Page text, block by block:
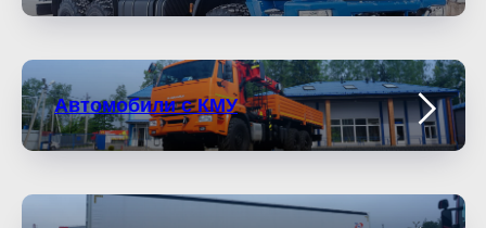
Автомобили с КМУ